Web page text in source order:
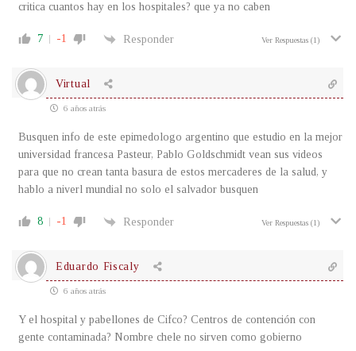
critica cuantos hay en los hospitales? que ya no caben
7 -1 Responder Ver Respuestas (1)
Virtual
6 años atrás
Busquen info de este epimedologo argentino que estudio en la mejor
universidad francesa Pasteur, Pablo Goldschmidt vean sus videos
para que no crean tanta basura de estos mercaderes de la salud, y
hablo a niverl mundial no solo el salvador busquen
8 -1 Responder Ver Respuestas (1)
Eduardo Fiscaly
6 años atrás
Y el hospital y pabellones de Cifco? Centros de contención con
gente contaminada? Nombre chele no sirven como gobierno